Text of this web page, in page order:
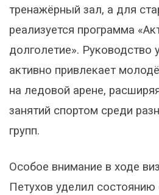
тренажёрный зал, а для
реализуется программа
долголетие». Руководство
активно привлекает
на ледовой арене,
занятий спортом среди
групп.
Особое внимание в ходе
Петухов уделил